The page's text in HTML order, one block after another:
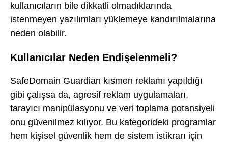
kullanıcıların bile dikkatli olmadıklarında
istenmeyen yazılımları yüklemeye kandırılmalarına
neden olabilir.
Kullanıcılar Neden Endişelenmeli?
SafeDomain Guardian kısmen reklamı yapıldığı
gibi çalışsa da, agresif reklam uygulamaları,
tarayıcı manipülasyonu ve veri toplama potansiyeli
onu güvenilmez kılıyor. Bu kategorideki programlar
hem kişisel güvenlik hem de sistem istikrarı için